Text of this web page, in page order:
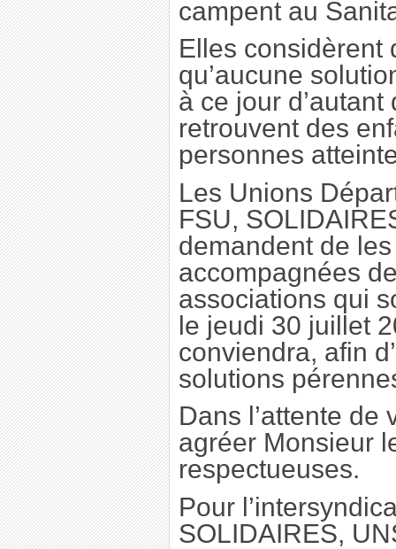
campent au
Elles considèrent
qu’aucune
à ce jour
retrouvent des
personnes
Les Unions
FSU,
demandent de
accompagnées
associations qui
le jeudi 30 juillet
conviendra, afin
solutions
Dans l’attente de
agréer Monsieur
respectueuses.
Pour
SOLIDAIRES,